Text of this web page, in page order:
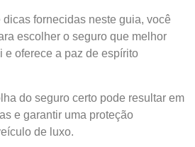
fornecidas neste guia, você
escolher o seguro que melhor
e oferece a paz de espírito
do seguro certo pode resultar em
e garantir uma proteção
de luxo.